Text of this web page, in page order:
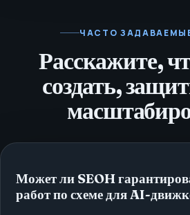
ЧАСТО
Расскажите,
создать,
Может ли SEOH
работ по схеме для AI-